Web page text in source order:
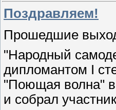
Поздравляем!
Прошедшие
"Народный
дипломантом I
"Поющая волна" в
и собрал